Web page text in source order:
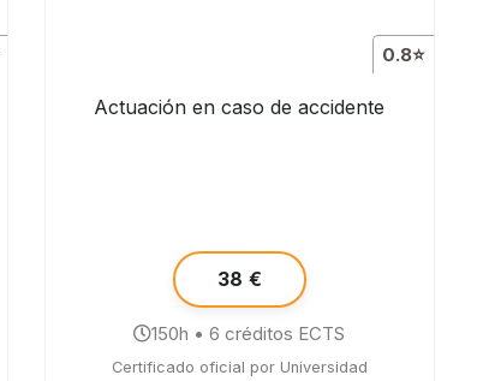
0.8⭐
Actuación en caso de accidente
38 €
150h • 6 créditos ECTS
Certificado oficial por Universidad